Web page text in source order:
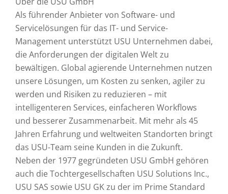
Als führender Anbieter von Software- und
Servicelösungen für das IT- und Service-
Management unterstützt USU Unternehmen dabei,
die Anforderungen der digitalen Welt zu
bewältigen. Global agierende Unternehmen nutzen
unsere Lösungen, um Kosten zu senken, agiler zu
werden und Risiken zu reduzieren – mit
intelligenteren Services, einfacheren Workflows
und besserer Zusammenarbeit. Mit mehr als 45
Jahren Erfahrung und weltweiten Standorten bringt
das USU-Team seine Kunden in die Zukunft.
Neben der 1977 gegründeten USU GmbH gehören
auch die Tochtergesellschaften USU Solutions Inc.,
USU SAS sowie USU GK zu der im Prime Standard